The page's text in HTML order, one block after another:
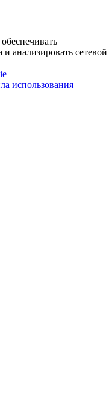
анализировать сетевой
использования